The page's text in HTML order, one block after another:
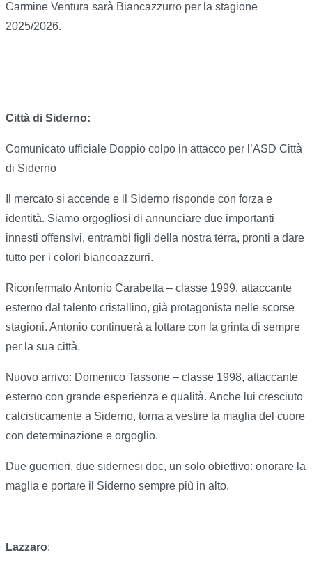
Carmine Ventura sarà Biancazzurro per la stagione
2025/2026.
Città di Siderno:
Comunicato ufficiale Doppio colpo in attacco per l’ASD Città
di Siderno
Il mercato si accende e il Siderno risponde con forza e
identità. Siamo orgogliosi di annunciare due importanti
innesti offensivi, entrambi figli della nostra terra, pronti a dare
tutto per i colori biancoazzurri.
Riconfermato Antonio Carabetta – classe 1999, attaccante
esterno dal talento cristallino, già protagonista nelle scorse
stagioni. Antonio continuerà a lottare con la grinta di sempre
per la sua città.
Nuovo arrivo: Domenico Tassone – classe 1998, attaccante
esterno con grande esperienza e qualità. Anche lui cresciuto
calcisticamente a Siderno, torna a vestire la maglia del cuore
con determinazione e orgoglio.
Due guerrieri, due sidernesi doc, un solo obiettivo: onorare la
maglia e portare il Siderno sempre più in alto.
Lazzaro: